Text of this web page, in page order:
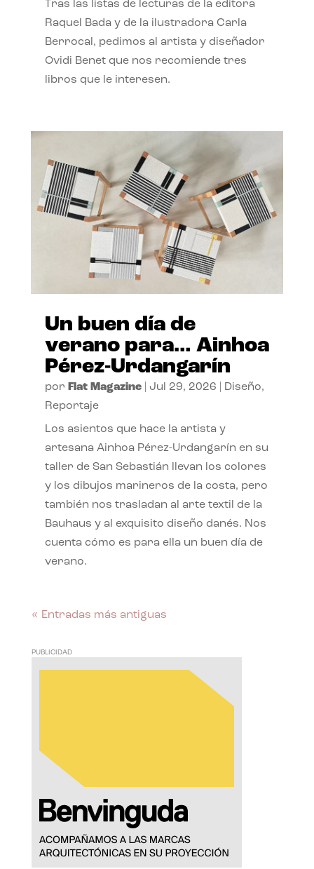
Tras las listas de lecturas de la editora
Raquel Bada y de la ilustradora Carla
Berrocal, pedimos al artista y diseñador
Ovidi Benet que nos recomiende tres
libros que le interesen.
Un buen día de
verano para… Ainhoa
Pérez-Urdangarín
por Flat Magazine| Jul 29, 2026 Diseño,
Reportaje
Los asientos que hace la artista y
artesana Ainhoa Pérez-Urdangarín en su
taller de San Sebastián llevan los colores
y los dibujos marineros de la costa, pero
también nos trasladan al arte textil de la
Bauhaus y al exquisito diseño danés. Nos
cuenta cómo es para ella un buen día de
verano.
« Entradas más antiguas
PUBLICIDAD